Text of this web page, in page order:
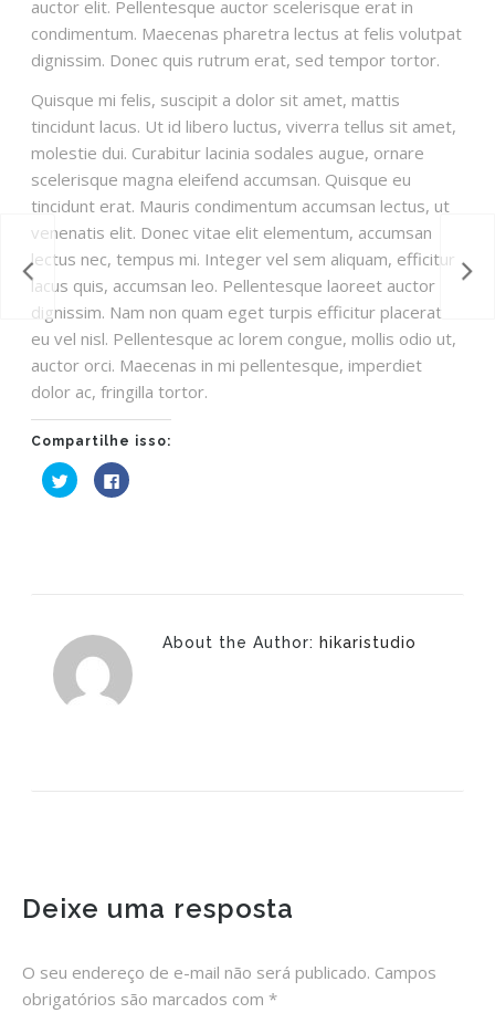
auctor elit. Pellentesque auctor scelerisque erat in
condimentum. Maecenas pharetra lectus at felis volutpat
dignissim. Donec quis rutrum erat, sed tempor tortor.
Quisque mi felis, suscipit a dolor sit amet, mattis
tincidunt lacus. Ut id libero luctus, viverra tellus sit amet,
molestie dui. Curabitur lacinia sodales augue, ornare
scelerisque magna eleifend accumsan. Quisque eu
tincidunt erat. Mauris condimentum accumsan lectus, ut
venenatis elit. Donec vitae elit elementum, accumsan
lectus nec, tempus mi. Integer vel sem aliquam, efficitur
lacus quis, accumsan leo. Pellentesque laoreet auctor
dignissim. Nam non quam eget turpis efficitur placerat
eu vel nisl. Pellentesque ac lorem congue, mollis odio ut,
auctor orci. Maecenas in mi pellentesque, imperdiet
dolor ac, fringilla tortor.
Compartilhe isso:
Clique
para
compartilhar
Clique
para
About the Author: hikaristudio
Deixe uma resposta
O seu endereço de e-mail não será publicado. Campos
obrigatórios são marcados com *